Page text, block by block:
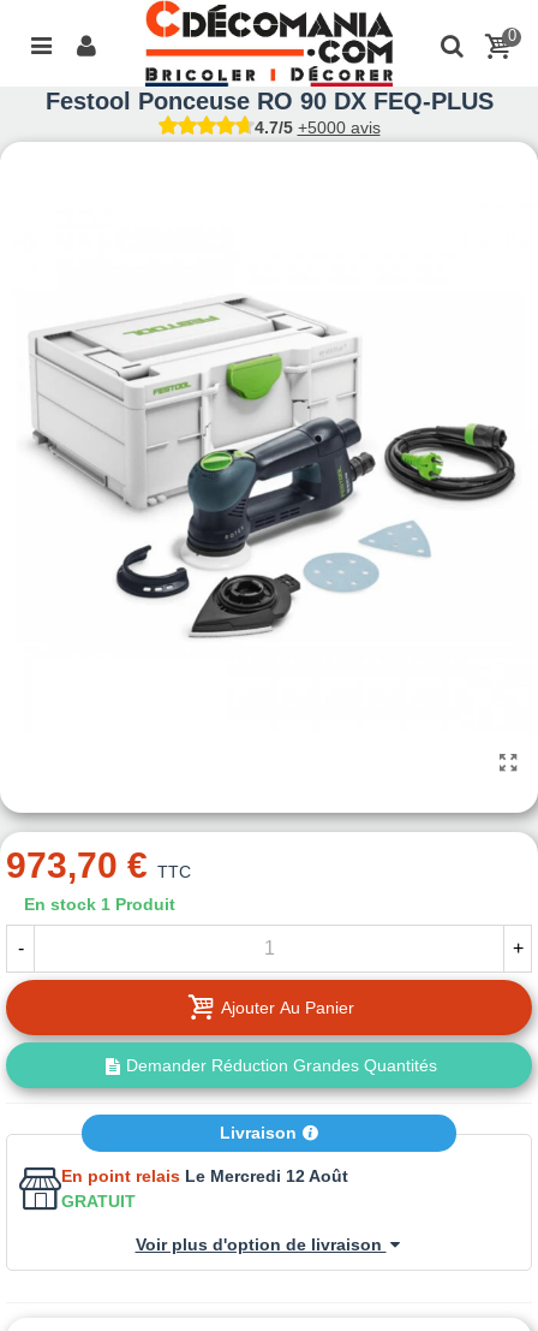
0
Festool Ponceuse RO 90 DX FEQ-PLUS
4.7/5 +5000 avis
973,70 € TTC
En stock 1 Produit
- +
Ajouter Au Panier
Demander Réduction Grandes Quantités
Livraison
En point relais Le Mercredi 12 Août
GRATUIT
Voir plus d'option de livraison